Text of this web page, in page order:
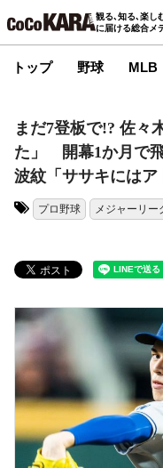
観る､知る､楽し
に届ける総合メ
トップ 野球 MLB
まだ7登板で!? 佐々
た」 開幕1か月で
波紋「ササキにはア
プロ野球 メジャーリー